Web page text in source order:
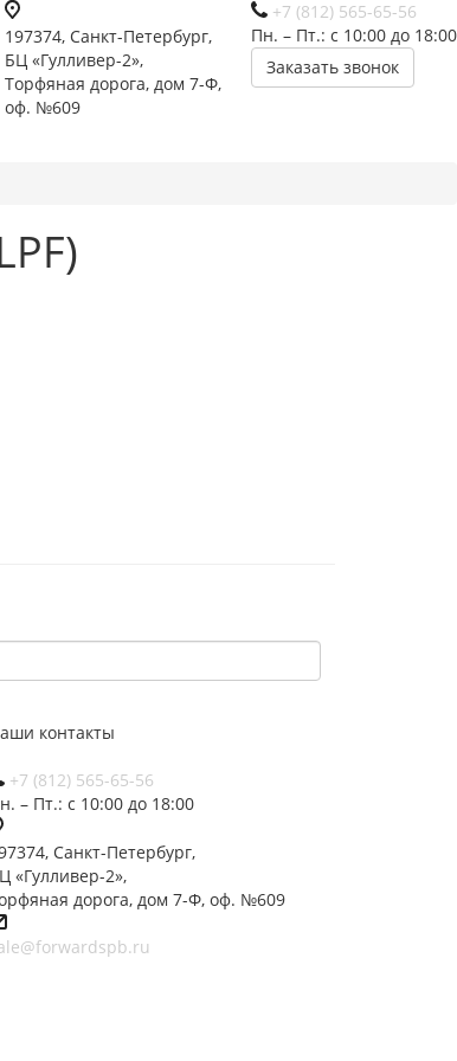
+7 (812) 565-65-56
Пн. – Пт.: с 10:00 до 18:00
Заказать звонок
197374, Санкт-Петербург,
БЦ «Гулливер-2»,
Торфяная дорога, дом 7-Ф,
оф. №609
контакты
+7 (812) 565-65-56
– Пт.: с 10:00 до 18:00
Санкт-Петербург,
«Гулливер-2»,
дорога, дом 7-Ф, оф. №609